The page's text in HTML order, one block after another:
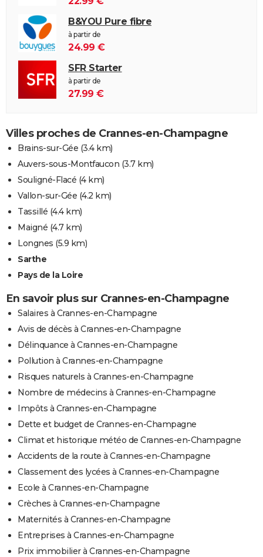
B&YOU Pure fibre
à partir de
24.99 €
SFR Starter
à partir de
27.99 €
Villes proches de Crannes-en-Champagne
Brains-sur-Gée (3.4 km)
Auvers-sous-Montfaucon (3.7 km)
Souligné-Flacé (4 km)
Vallon-sur-Gée (4.2 km)
Tassillé (4.4 km)
Maigné (4.7 km)
Longnes (5.9 km)
Sarthe
Pays de la Loire
En savoir plus sur Crannes-en-Champagne
Salaires à Crannes-en-Champagne
Avis de décès à Crannes-en-Champagne
Délinquance à Crannes-en-Champagne
Pollution à Crannes-en-Champagne
Risques naturels à Crannes-en-Champagne
Nombre de médecins à Crannes-en-Champagne
Impôts à Crannes-en-Champagne
Dette et budget de Crannes-en-Champagne
Climat et historique météo de Crannes-en-Champagne
Accidents de la route à Crannes-en-Champagne
Classement des lycées à Crannes-en-Champagne
Ecole à Crannes-en-Champagne
Crèches à Crannes-en-Champagne
Maternités à Crannes-en-Champagne
Entreprises à Crannes-en-Champagne
Prix immobilier à Crannes-en-Champagne